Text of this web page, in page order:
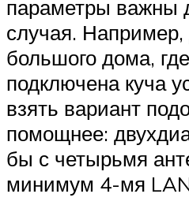
параметры важны
случая.
большого дома,
подключена куча
взять вариант
помощнее:
бы с четырьмя
минимум 4-мя